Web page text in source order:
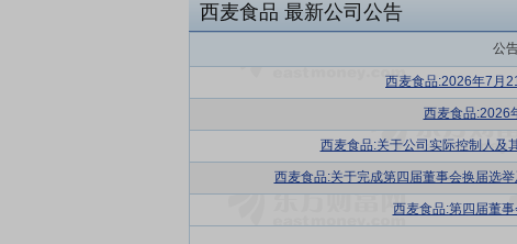
西麦食品 最新公司公告
公
西麦食品:2026年7月
西麦食品:2026
西麦食品:关于公司实际控制人及
西麦食品:关于完成第四届董事会换届选
西麦食品:第四届董